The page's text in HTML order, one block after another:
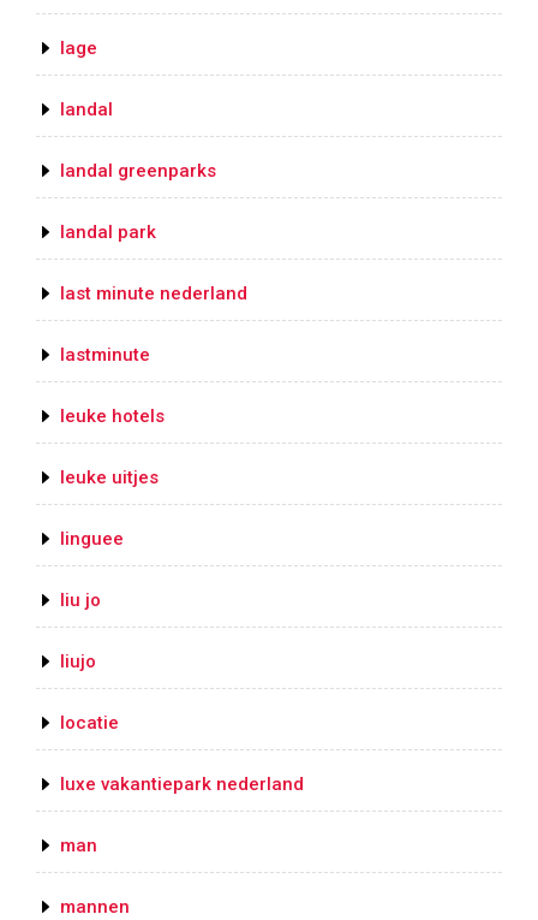
lage
landal
landal greenparks
landal park
last minute nederland
lastminute
leuke hotels
leuke uitjes
linguee
liu jo
liujo
locatie
luxe vakantiepark nederland
man
mannen